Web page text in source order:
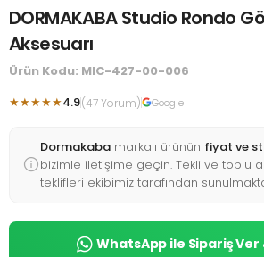
DORMAKABA Studio Rondo
Aksesuarı
Ürün Kodu: MIC-427-00-006
★★★★★4.9(47 Yorum) Google
Dormakaba markalı ürünün fiyat ve
bizimle iletişime geçin. Tekli ve toplu
teklifleri ekibimiz tarafından
WhatsApp ile Sipariş Ver